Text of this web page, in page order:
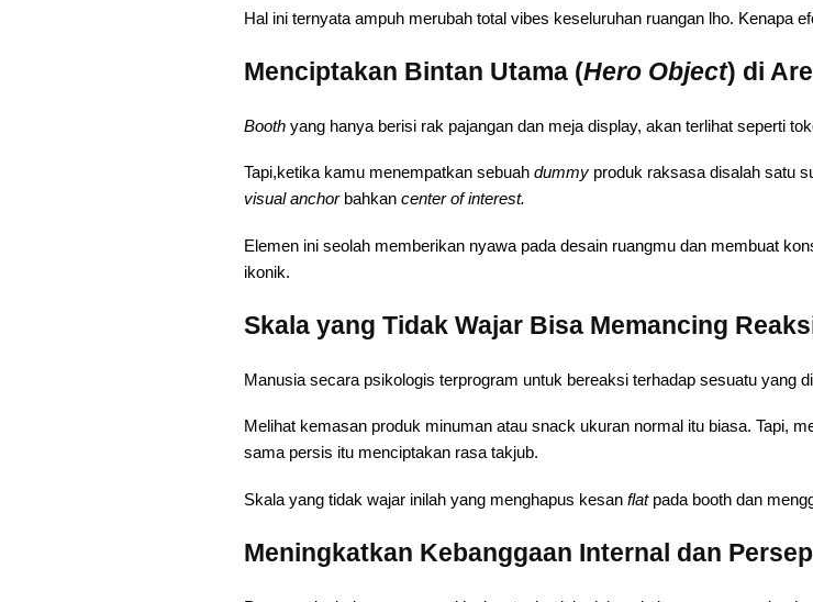
Hal ini ternyata ampuh merubah total vibes keseluruhan ruangan lho. Kenapa
Menciptakan Bintan Utama (Hero Object) di
Booth yang hanya berisi rak pajangan dan meja display, akan terlihat seperti
Tapi,ketika kamu menempatkan sebuah dummy produk raksasa disalah satu
visual anchorbahkan center of interest.
Elemen ini seolah memberikan nyawa pada desain ruangmu dan membuat
ikonik.
Skala yang Tidak Wajar Bisa Memancing
Manusia secara psikologis terprogram untuk bereaksi terhadap sesuatu yang
Melihat kemasan produk minuman atau snack ukuran normal itu biasa. Tapi,
sama persis itu menciptakan rasa takjub.
Skala yang tidak wajar inilah yang menghapus kesan flatpada booth dan
Meningkatkan Kebanggaan Internal dan